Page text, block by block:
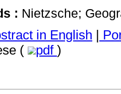
: Nietzsche;
in English |
(
pdf )